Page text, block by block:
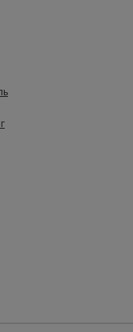
скачки напряжения
вентилятора) + защита от
устройства в самых